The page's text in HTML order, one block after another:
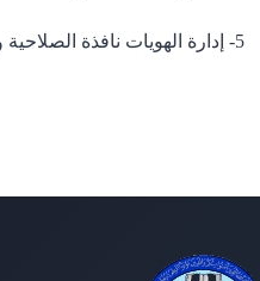
5- إدارة الهويات نافذة الصلاحية واتلافها .